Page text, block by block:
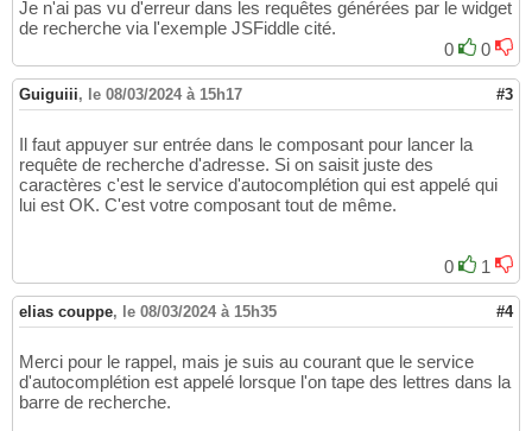
Je n'ai pas vu d'erreur dans les requêtes générées par le widget
de recherche via l'exemple JSFiddle cité.
0
0
Guiguiii, le 08/03/2024 à 15h17 #3
Il faut appuyer sur entrée dans le composant pour lancer la
requête de recherche d'adresse. Si on saisit juste des
caractères c'est le service d'autocomplétion qui est appelé qui
lui est OK. C'est votre composant tout de même.
0 1
elias couppe, le 08/03/2024 à 15h35 #4
Merci pour le rappel, mais je suis au courant que le service
d'autocomplétion est appelé lorsque l'on tape des lettres dans la
barre de recherche.